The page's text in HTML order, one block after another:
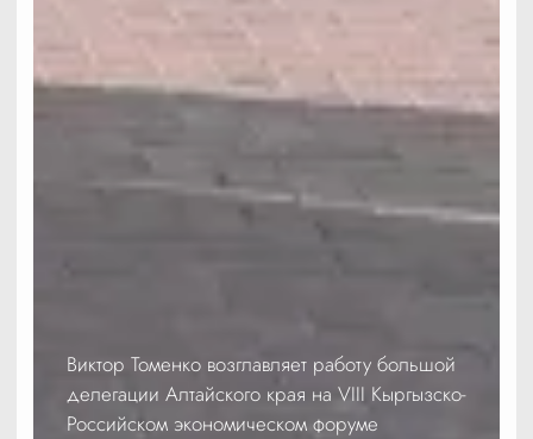
Виктор Томенко возглавляет работу большой
делегации Алтайского края на VIII Кыргызско-
Российском экономическом форуме